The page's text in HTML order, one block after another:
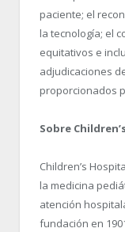
paciente; el
la tecnología; el
equitativos e
adjudicaciones
proporcionados
Sobre
Children’s
la medicina
atención
fundación en